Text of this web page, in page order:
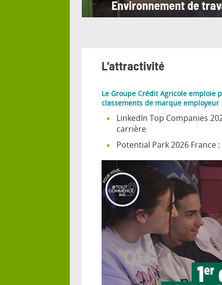
Environnement de
L’attractivité
Le Groupe Crédit Agricole emploie
classements de marque
LinkedIn Top Companies
carrière
Potential Park 2026 France